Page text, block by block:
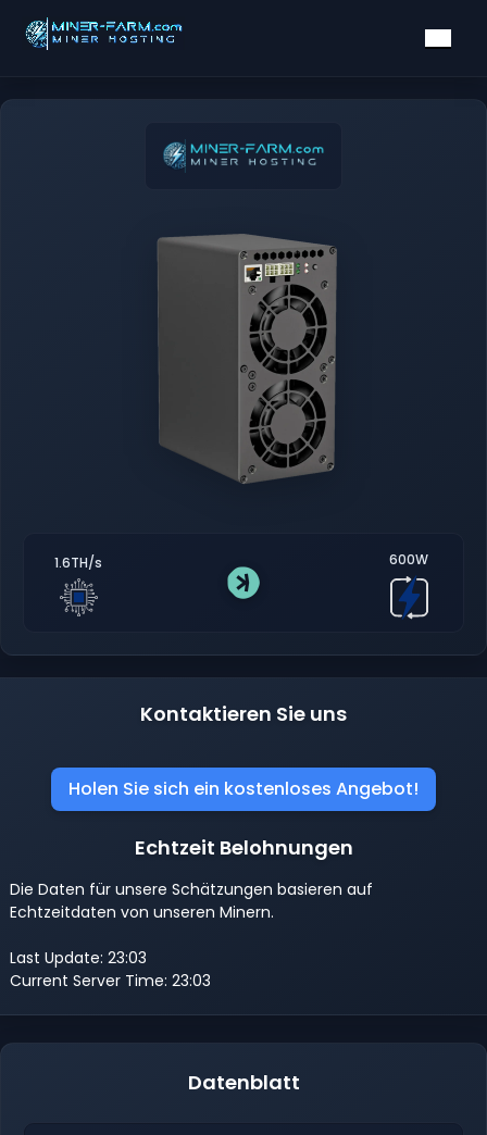
1.6TH/s 600W
Kontaktieren Sie uns
Holen Sie sich ein kostenloses Angebot!
Echtzeit Belohnungen
Die Daten für unsere Schätzungen basieren auf
Echtzeitdaten von unseren Minern.
Last Update: 23:03
Current Server Time: 23:03
Datenblatt